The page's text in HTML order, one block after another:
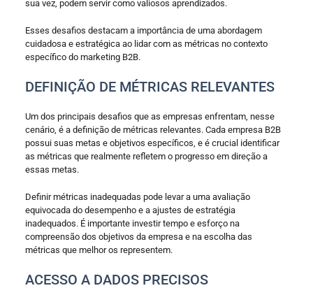
sua vez, podem servir como valiosos aprendizados.
Esses desafios destacam a importância de uma abordagem
cuidadosa e estratégica ao lidar com as métricas no contexto
específico do marketing B2B.
DEFINIÇÃO DE MÉTRICAS RELEVANTES
Um dos principais desafios que as empresas enfrentam, nesse
cenário, é a definição de métricas relevantes. Cada empresa B2B
possui suas metas e objetivos específicos, e é crucial identificar
as métricas que realmente refletem o progresso em direção a
essas metas.
Definir métricas inadequadas pode levar a uma avaliação
equivocada do desempenho e a ajustes de estratégia
inadequados. É importante investir tempo e esforço na
compreensão dos objetivos da empresa e na escolha das
métricas que melhor os representem.
ACESSO A DADOS PRECISOS